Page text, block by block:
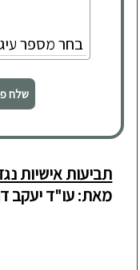
שלח
תביעות אישיות
מאת: עו"ד יעקב